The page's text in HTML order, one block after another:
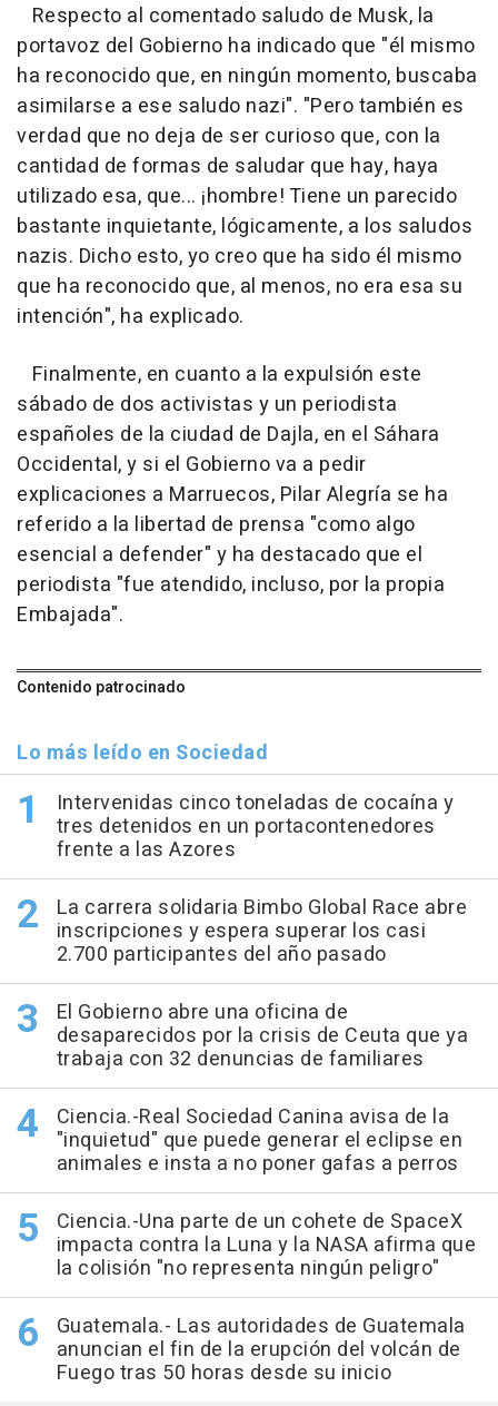
Respecto al comentado saludo de Musk, la
portavoz del Gobierno ha indicado que "él mismo
ha reconocido que, en ningún momento, buscaba
asimilarse a ese saludo nazi". "Pero también es
verdad que no deja de ser curioso que, con la
cantidad de formas de saludar que hay, haya
utilizado esa, que... ¡hombre! Tiene un parecido
bastante inquietante, lógicamente, a los saludos
nazis. Dicho esto, yo creo que ha sido él mismo
que ha reconocido que, al menos, no era esa su
intención", ha explicado.
Finalmente, en cuanto a la expulsión este
sábado de dos activistas y un periodista
españoles de la ciudad de Dajla, en el Sáhara
Occidental, y si el Gobierno va a pedir
explicaciones a Marruecos, Pilar Alegría se ha
referido a la libertad de prensa "como algo
esencial a defender" y ha destacado que el
periodista "fue atendido, incluso, por la propia
Embajada".
Contenido patrocinado
Lo más leído en Sociedad
Intervenidas cinco toneladas de cocaína y
tres detenidos en un portacontenedores
frente a las Azores
La carrera solidaria Bimbo Global Race abre
inscripciones y espera superar los casi
2.700 participantes del año pasado
El Gobierno abre una oficina de
desaparecidos por la crisis de Ceuta que ya
trabaja con 32 denuncias de familiares
Ciencia.-Real Sociedad Canina avisa de la
"inquietud" que puede generar el eclipse en
animales e insta a no poner gafas a perros
Ciencia.-Una parte de un cohete de SpaceX
impacta contra la Luna y la NASA afirma que
la colisión "no representa ningún peligro"
Guatemala.- Las autoridades de Guatemala
anuncian el fin de la erupción del volcán de
Fuego tras 50 horas desde su inicio